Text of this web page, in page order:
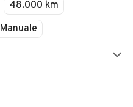
48.000 km
Manuale